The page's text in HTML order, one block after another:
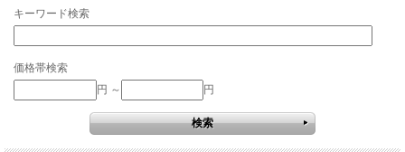
キーワード検索
価格帯検索
円 ～
円